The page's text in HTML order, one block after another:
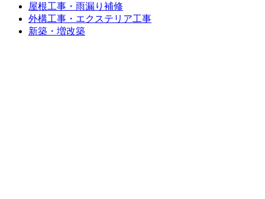
屋根工事・雨漏り補修
外構工事・エクステリア工事
新築・増改築